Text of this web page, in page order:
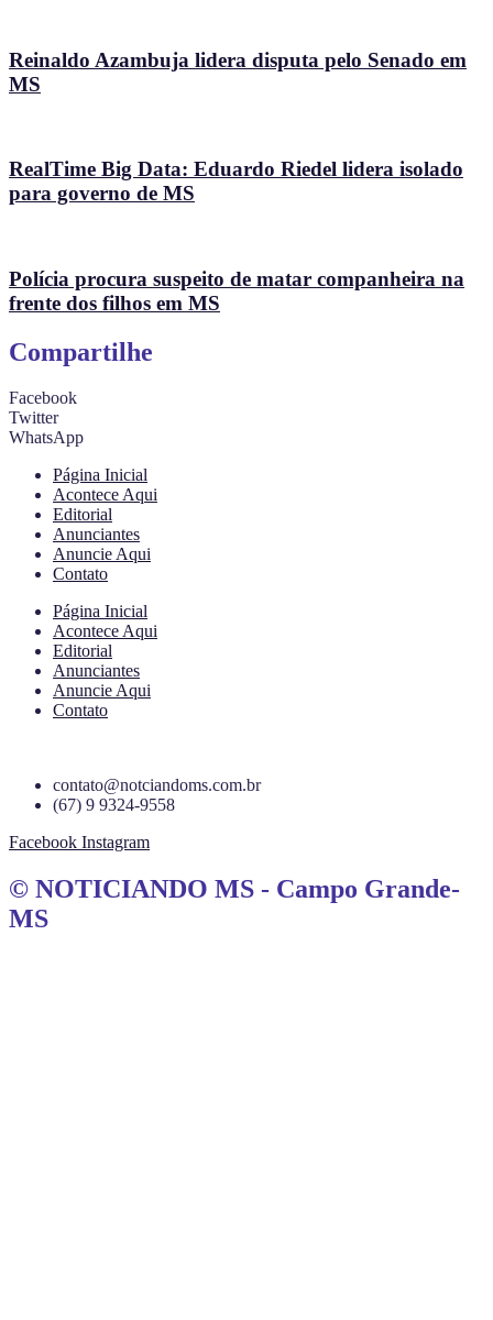
Reinaldo Azambuja lidera disputa pelo Senado em
MS
RealTime Big Data: Eduardo Riedel lidera isolado
para governo de MS
Polícia procura suspeito de matar companheira na
frente dos filhos em MS
Compartilhe
Facebook
Twitter
WhatsApp
Página Inicial
Acontece Aqui
Editorial
Anunciantes
Anuncie Aqui
Contato
Página Inicial
Acontece Aqui
Editorial
Anunciantes
Anuncie Aqui
Contato
contato@notciandoms.com.br
(67) 9 9324-9558
Facebook Instagram
© NOTICIANDO MS - Campo Grande-
MS